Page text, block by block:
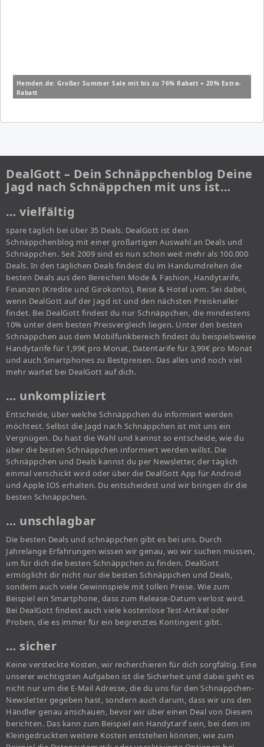
Hemden.de: Großer Summer Sale mit bis zu 76% Rabatt + 20% Extra-
Rabatt
DealGott – Dein Schnäppchenblog Deine
Jagd nach Schnäppchen mit uns ist…
… vielfältig
spare täglich bei über 35 Deals. DealGott ist dein
Schnäppchenblog mit einer großartigen Auswahl an Deals und
Schnäppchen. Seit 2009 sind es nun schon weit mehr als 100.000
Deals. In den täglichen Deals findest du im Handumdrehen die
besten Deals aus den Bereichen Mode & Fashion, Handytarife,
Finanzen (Kredite und Girokonto), Reise & Hotel uvm. Sei dabei,
wenn DealGott auf der Jagd ist und den nächsten Preisknaller
findet. Bei DealGott findest du nur Schnäppchen, die mindestens
10% unter dem besten Preisvergleich liegen. Unter den besten
Schnäppchen aus dem Mobilfunkbereich findest du beispielsweise
Handytarife für 1,99€ pro Monat, Datentarife für 3,99€ pro Monat
und auch Smartphones zu Bestpreisen. Das alles und noch viel
mehr wartet bei DealGott auf dich.
… unkompliziert
Entscheide, über welche Schnäppchen du informiert werden
möchtest. Selbst die Jagd nach Schnäppchen ist mit uns ein
Vergnügen. Du hast die Wahl und kannst so entscheide, wie du
über die besten Schnäppchen informiert werden willst. Die
Schnäppchen und Deals kannst du per Newsletter, der täglich
einmal verschickt wird oder über die DealGott App für Android
und Apple IOS erhalten. Du entscheidest und wir bringen dir die
besten Schnäppchen.
… unschlagbar
Die besten Deals und schnäppchen gibt es bei uns. Durch
Jahrelange Erfahrungen wissen wir genau, wo wir suchen müssen,
um für dich die besten Schnäppchen zu finden. DealGott
ermöglicht dir nicht nur die besten Schnäppchen und Deals,
sondern auch viele Gewinnspiele mit tollen Preise. Wie zum
Beispiel ein Smartphone, dass zum Release-Datum verlost wird.
Bei DealGott findest auch viele kostenlose Test-Artikel oder
Proben, die es immer für ein begrenztes Kontingent gibt.
… sicher
Keine versteckte Kosten, wir recherchieren für dich sorgfältig. Eine
unserer wichtigsten Aufgaben ist die Sicherheit und dabei geht es
nicht nur um die E-Mail Adresse, die du uns für den Schnäppchen-
Newsletter gegeben hast, sondern auch darum, dass wir uns den
Händler genau anschauen, bevor wir über einen Deal von Diesem
berichten. Das kann zum Beispiel ein Handytarif sein, bei dem im
Kleingedruckten weitere Kosten entstehen können, wie zum